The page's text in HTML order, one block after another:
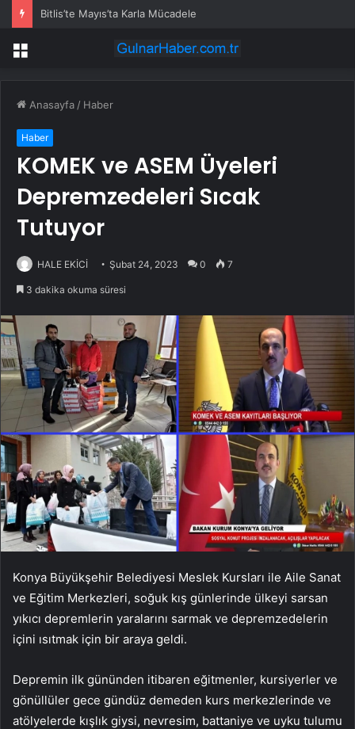
Bitlis’te Mayıs’ta Karla Mücadele
Menü
Anasayfa / Haber
Haber
KOMEK ve ASEM Üyeleri
Depremzedeleri Sıcak
Tutuyor
HALE EKİCİ Şubat 24, 2023 0 7
3 dakika okuma süresi
Konya Büyükşehir Belediyesi Meslek Kursları ile Aile Sanat
ve Eğitim Merkezleri, soğuk kış günlerinde ülkeyi sarsan
yıkıcı depremlerin yaralarını sarmak ve depremzedelerin
içini ısıtmak için bir araya geldi.
Depremin ilk gününden itibaren eğitmenler, kursiyerler ve
gönüllüler gece gündüz demeden kurs merkezlerinde ve
atölyelerde kışlık giysi, nevresim, battaniye ve uyku tulumu